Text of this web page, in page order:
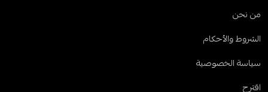
من نحن
الشروط والأحكام
سياسة الخصوصية
اقترح